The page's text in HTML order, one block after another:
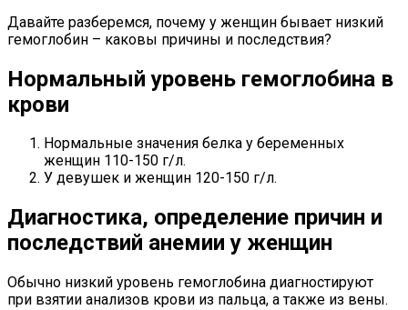
Давайте разберемся, почему у женщин бывает низкий
гемоглобин – каковы причины и последствия?
Нормальный уровень гемоглобина в
крови
Нормальные значения белка у беременных
женщин 110-150 г/л.
У девушек и женщин 120-150 г/л.
Диагностика, определение причин и
последствий анемии у женщин
Обычно низкий уровень гемоглобина диагностируют
при взятии анализов крови из пальца, а также из вены.